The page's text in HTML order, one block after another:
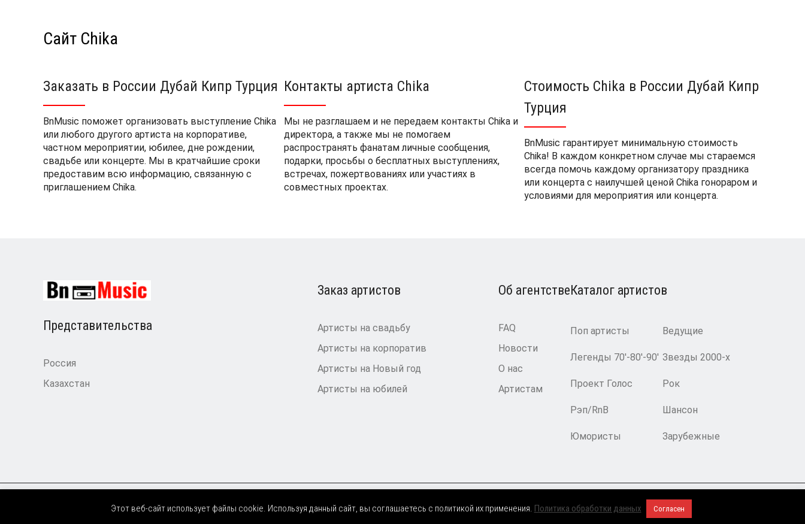
Сайт Chika
Заказать в России Дубай Кипр Турция
BnMusic поможет организовать выступление Chika
или любого другого артиста на корпоративе,
частном мероприятии, юбилее, дне рождении,
свадьбе или концерте. Мы в кратчайшие сроки
предоставим всю информацию, связанную с
приглашением Chika.
Контакты артиста Chika
Мы не разглашаем и не передаем контакты Chika и
директора, а также мы не помогаем
распространять фанатам личные сообщения,
подарки, просьбы о бесплатных выступлениях,
встречах, пожертвованиях или участиях в
совместных проектах.
Стоимость Chika в России Дубай Кипр
Турция
BnMusic гарантирует минимальную стоимость
Chika! В каждом конкретном случае мы стараемся
всегда помочь каждому организатору праздника
или концерта с наилучшей ценой Chika гонораром и
условиями для мероприятия или концерта.
Представительства
Россия
Казахстан
Каталог артистов
Поп артисты Ведущие
Легенды 70′-80′-90′ Звезды 2000-х
Проект Голос Рок
Рэп/RnB Шансон
Юмористы Зарубежные
Заказ артистов
Артисты на свадьбу
Артисты на корпоратив
Артисты на Новый год
Артисты на юбилей
Об агентстве
FAQ
Новости
О нас
Артистам
2008-2026 © BnMusic All Right Reserved
Этот веб-сайт использует файлы cookie. Используя данный сайт, вы соглашаетесь с политикой их применения. Политика обработки данных Согласен